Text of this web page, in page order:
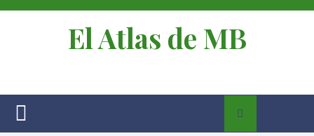
El Atlas de MB